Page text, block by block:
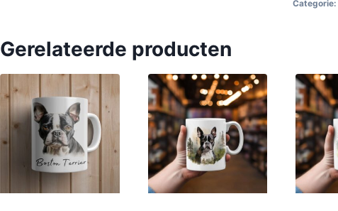
Categorie:
Gerelateerde producten